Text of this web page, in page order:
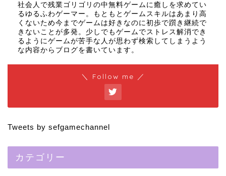
社会人で残業ゴリゴリの中無料ゲームに癒しを求めてい
るゆるふわゲーマー。もともとゲームスキルはあまり高
くないため今までゲームは好きなのに初歩で躓き継続で
きないことが多発。少しでもゲームでストレス解消でき
るようにゲームが苦手な人が思わず検索してしまうよう
な内容からブログを書いています。
＼ Follow me ／
Tweets by sefgamechannel
カテゴリー